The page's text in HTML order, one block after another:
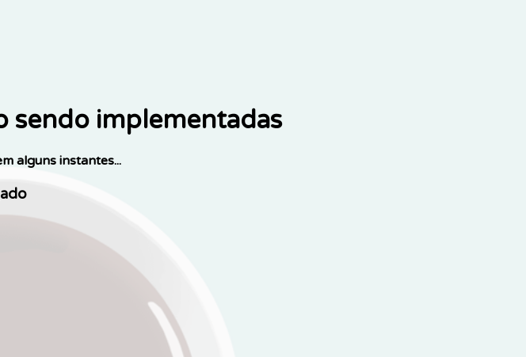
sendo implementadas
alguns instantes...